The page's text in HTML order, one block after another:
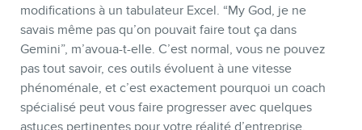
modifications à un tabulateur Excel. “My God, je ne
savais même pas qu’on pouvait faire tout ça dans
Gemini”, m’avoua-t-elle. C’est normal, vous ne pouvez
pas tout savoir, ces outils évoluent à une vitesse
phénoménale, et c’est exactement pourquoi un coach
spécialisé peut vous faire progresser avec quelques
astuces pertinentes pour votre réalité d’entreprise.